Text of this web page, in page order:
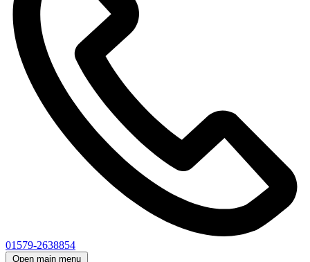
01579-2638854
Open main menu